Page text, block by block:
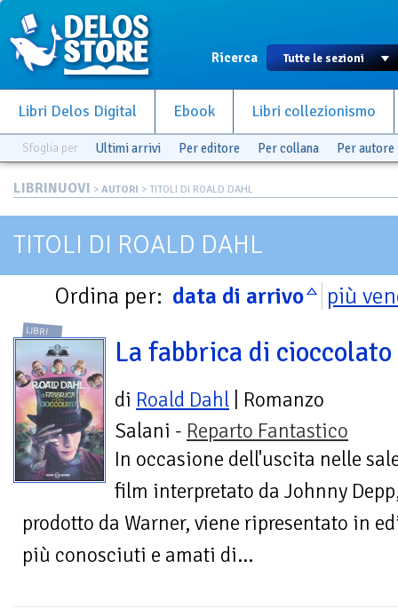
Ricerca
Libri Delos Digital Ebook Libri collezionismo
Sfoglia per Ultimi arrivi Per editore Per collana Per autore
LIBRINUOVI > AUTORI > TITOLI DI ROALD DAHL
TITOLI DI ROALD DAHL
Ordina per: data di arrivo più
LIBRI
La fabbrica di cioccolato
di Roald Dahl | Romanzo
Salani - Reparto Fantastico
In occasione dell'uscita nelle
film interpretato da Johnny
prodotto da Warner, viene ripresentato in
più conosciuti e amati di...